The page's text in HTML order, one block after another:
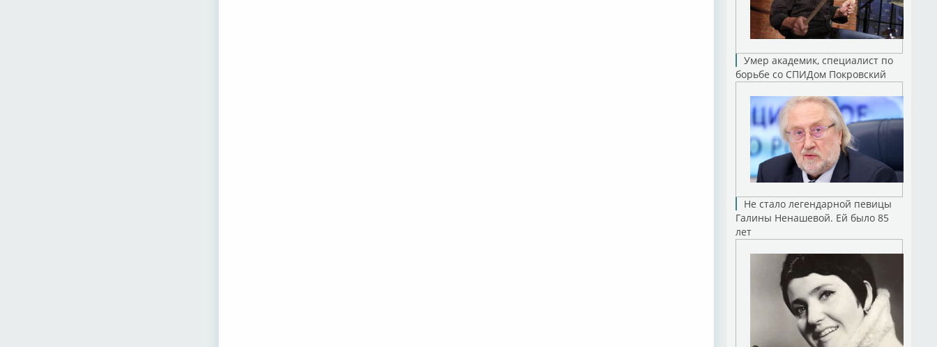
Умер академик, специалист по
борьбе со СПИДом Покровский
Не стало легендарной певицы
Галины Ненашевой. Ей было 85
лет